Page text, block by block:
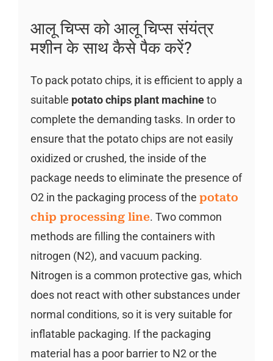
आलू चिप्स को आलू चिप्स संयंत्र
मशीन के साथ कैसे पैक करें?
To pack potato chips, it is efficient to apply a
suitable potato chips plant machineto
complete the demanding tasks. In order to
ensure that the potato chips are not easily
oxidized or crushed, the inside of the
package needs to eliminate the presence of
O2 in the packaging process of the potato
chip processing line. Two common
methods are filling the containers with
nitrogen (N2), and vacuum packing.
Nitrogen is a common protective gas, which
does not react with other substances under
normal conditions, so it is very suitable for
inflatable packaging. If the packaging
material has a poor barrier to N2 or the